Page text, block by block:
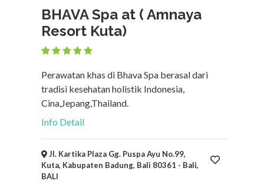
BHAVA Spa at ( Amnaya
Resort Kuta)
Perawatan khas di Bhava Spa berasal dari
tradisi kesehatan holistik Indonesia,
Cina,Jepang,Thailand.
Info Detail
Jl. Kartika Plaza Gg. Puspa Ayu No.99,
Kuta, Kabupaten Badung, Bali 80361 - Bali,
BALI